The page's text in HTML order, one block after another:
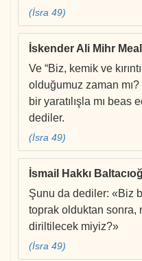
(İsra 49)
İskender Ali Mihr
Ve “Biz, kemik ve
olduğumuz zaman
bir yaratılışla mı
dediler.
(İsra 49)
İsmail Hakkı
Şunu da dediler: «Biz
toprak olduktan sonra,
diriltilecek miyiz?»
(İsra 49)